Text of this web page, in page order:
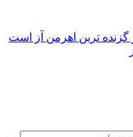
گزنده ترین اهرمن آز است